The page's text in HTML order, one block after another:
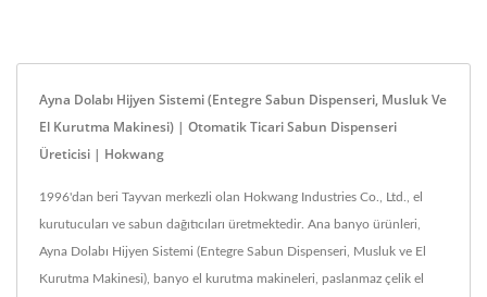
Ayna Dolabı Hijyen Sistemi (Entegre Sabun Dispenseri, Musluk Ve
El Kurutma Makinesi) | Otomatik Ticari Sabun Dispenseri
Üreticisi | Hokwang
1996'dan beri Tayvan merkezli olan Hokwang Industries Co., Ltd., el
kurutucuları ve sabun dağıtıcıları üretmektedir. Ana banyo ürünleri,
Ayna Dolabı Hijyen Sistemi (Entegre Sabun Dispenseri, Musluk ve El
Kurutma Makinesi), banyo el kurutma makineleri, paslanmaz çelik el